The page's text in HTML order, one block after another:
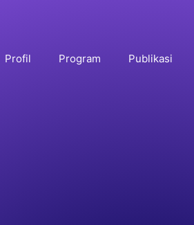
Profil Program Publikasi